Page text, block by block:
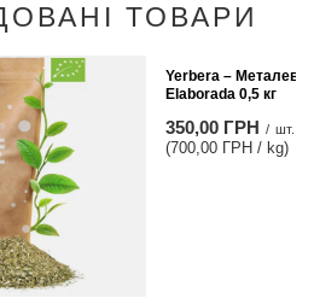
ТОВАРИ
Yerbera – Металева
Elaborada 0,5 кг
350,00 ГРН / шт.
(700,00 ГРН / kg)